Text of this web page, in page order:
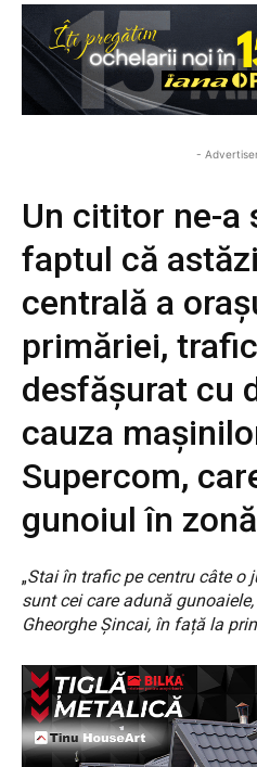
-
Un cititor ne-a
faptul că
centrală a
primăriei,
desfășurat cu
cauza
Supercom,
gunoiul în
„Stai în trafic pe centru câte o
sunt cei care adună
Gheorghe Șincai, în față la